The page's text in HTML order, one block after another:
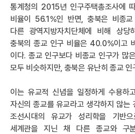
통계청의 2015년 인구주택총조사에
비율이 56.1%인 반면, 충북은 비종
다른 광역지방자치단체에 비해 상
충북의 종교 인구 비율은 40.0%이고
이다. 종교 인구보다 비종교 인구가 많
모두 비슷하지만, 충북은 유난히 종교
이는 유교적 신념을 일정하게 수용하
자신의 종교를 유교라고 생각하지 않는
조선시대의 유교가 성리학을 기반
세계관을 지닌 채 다른 종교와